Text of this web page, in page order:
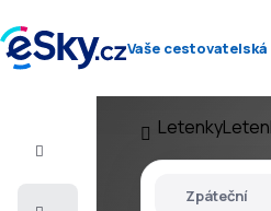
Vaše
Letenky
Zpáteční